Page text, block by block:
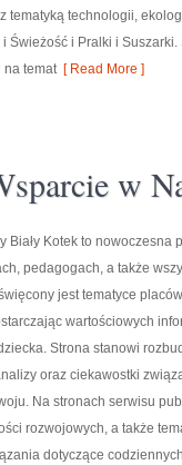
tematyką technologii,
i Pralki i Suszarki.
na temat[ Read More ]
w
Biały Kotek to nowoczesna
pedagogach, a także
jest tematyce
wartościowych
Strona stanowi
oraz ciekawostki
Na stronach serwisu
rozwojowych, a także
dotyczące